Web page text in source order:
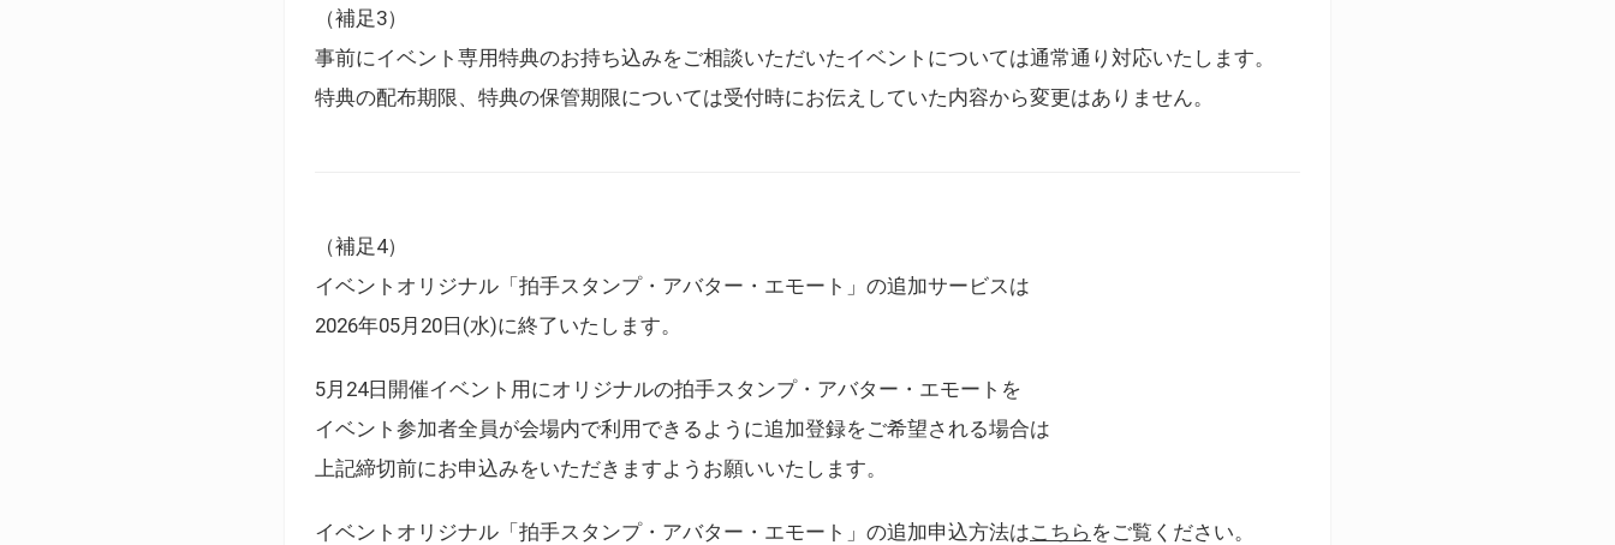
（補足3）
事前にイベント専用特典のお持ち込みをご相談いただいたイベントについては通常通り対応いたします。
特典の配布期限、特典の保管期限については受付時にお伝えしていた内容から変更はありません。
（補足4）
イベントオリジナル「拍手スタンプ・アバター・エモート」の追加サービスは
2026年05月20日(水)に終了いたします。
5月24日開催イベント用にオリジナルの拍手スタンプ・アバター・エモートを
イベント参加者全員が会場内で利用できるように追加登録をご希望される場合は
上記締切前にお申込みをいただきますようお願いいたします。
イベントオリジナル「拍手スタンプ・アバター・エモート」の追加申込方法はこちら をご覧ください。